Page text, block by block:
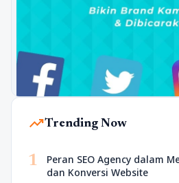
trending_upTrending Now
1
Peran SEO Agency dalam
dan Konversi Website